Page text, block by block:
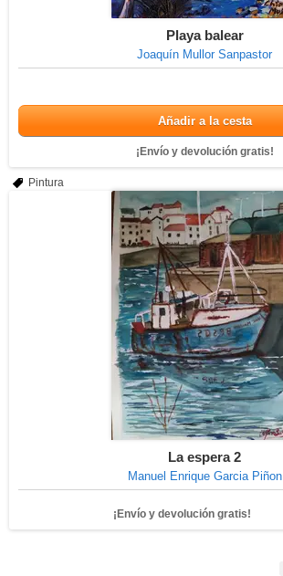
Playa balear
Joaquín Mullor Sanpastor
Añadir a la cesta
¡Envío y devolución gratis!
Pintura
La espera 2
Manuel Enrique Garcia Piñon
¡Envío y devolución gratis!